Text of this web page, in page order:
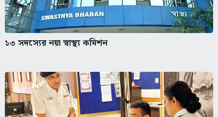
১৩ সদস্যের নয়া স্বাস্থ্য কমিশন